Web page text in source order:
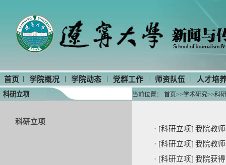
首页 | 学院概况 | 学院动态 | 党群工作 | 师资队伍 | 人才培
科研立项 当前位置： 首页>>学术研究>>科
科研立项
· [科研立项] 我院教
· [科研立项] 我院教
· [科研立项] 我院获